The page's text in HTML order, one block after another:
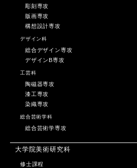
彫刻専攻
版画専攻
構想設計専攻
デザイン科
総合デザイン専攻
デザインB専攻
工芸科
陶磁器専攻
漆工専攻
染織専攻
総合芸術学科
総合芸術学専攻
大学院美術研究科
修士課程